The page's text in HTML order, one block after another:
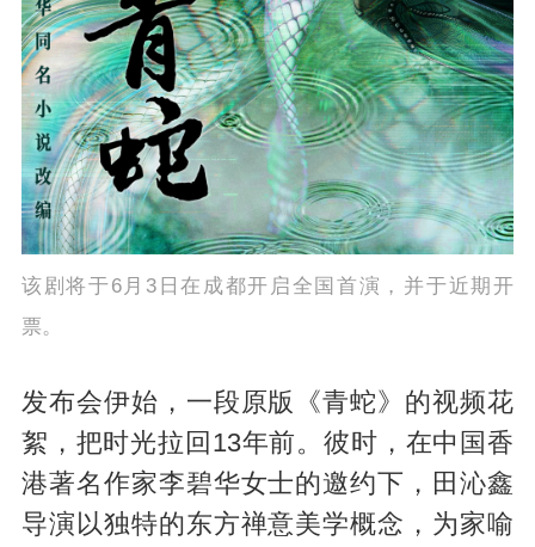
该剧将于6月3日在成都开启全国首演，并于近期开
票。
发布会伊始，一段原版《青蛇》的视频花
絮，把时光拉回13年前。彼时，在中国香
港著名作家李碧华女士的邀约下，田沁鑫
导演以独特的东方禅意美学概念，为家喻